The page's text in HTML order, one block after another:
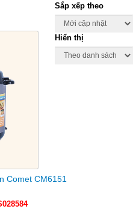
Sắp xếp theo
Hiển thị
Comet CM6151